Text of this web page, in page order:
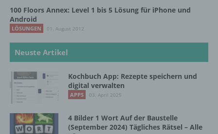
100 Floors Annex: Level 1 bis 5 Lösung für iPhone und
Android
LÖSUNGEN 01. August 2012
Neuste Artikel
Kochbuch App: Rezepte speichern und
digital verwalten
APPS 03. April 2025
4 Bilder 1 Wort Auf der Baustelle
(September 2024) Tägliches Rätsel – Alle
werden können die (1) verwendeten Browsertypen
und Versionen, (2) das vom zugreifenden System
verwendete Betriebssystem, (3) die Internetseite,
von welcher ein zugreifendes System auf unsere
Internetseite gelangt (sogenannte Referrer), (4) die
Unterwebseiten, welche über ein zugreifendes
System auf unserer Internetseite angesteuert
werden, (5) das Datum und die Uhrzeit eines
Zugriffs auf die Internetseite, (6) eine Internet-
Protokoll-Adresse (IP-Adresse), (7) der Internet-
Service-Provider des zugreifenden Systems und
(8) sonstige ähnliche Daten und Informationen, die
der Gefahrenabwehr im Falle von Angriffen auf